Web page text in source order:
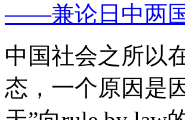
——兼论日中两
中国社会之所以
态，一个原因是